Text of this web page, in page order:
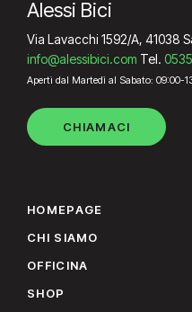
Alessi Bici
Via Lavacchi 1592/A, 41038
info@alessibici.com Tel.
Aperti dal Martedì al Sabato: 09:00-
CHIAMACI
HOMEPAGE
CHI SIAMO
OFFICINA
SHOP